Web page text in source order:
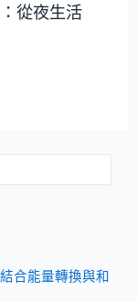
從夜生活
合能量轉換與和